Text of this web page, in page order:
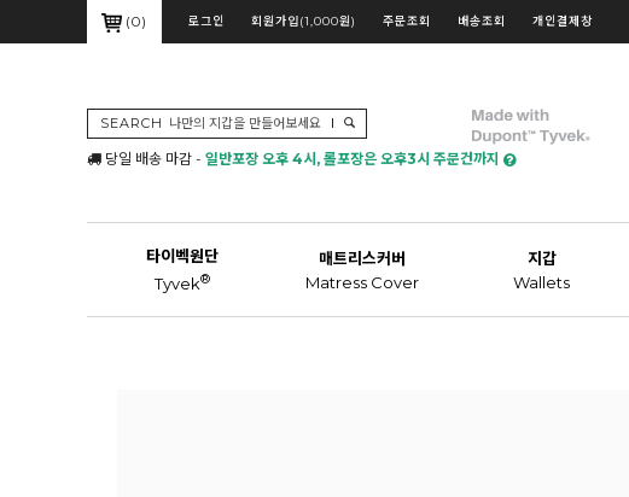
(0) 로그인 회원가입(1,000원) 주문조회 배송조회 개인결제창
SEARCH
당일 배송 마감 - 일반포장 오후 4시, 롤포장은 오후3시 주문건까지
타이벡원단
Tyvek®
매트리스커버
Matress Cover
지갑
Wallets